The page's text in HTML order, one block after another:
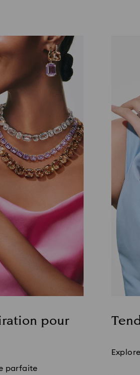
pour
parfaite